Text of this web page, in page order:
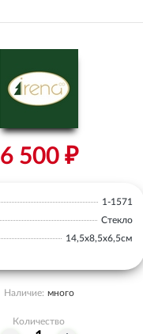
6 500 ₽
1-1571
Стекло
14,5х8,5х6,5см
Наличие: много
Количество